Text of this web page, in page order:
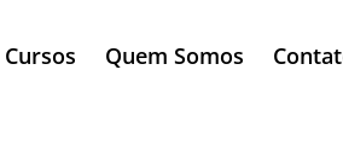
Cursos Quem Somos